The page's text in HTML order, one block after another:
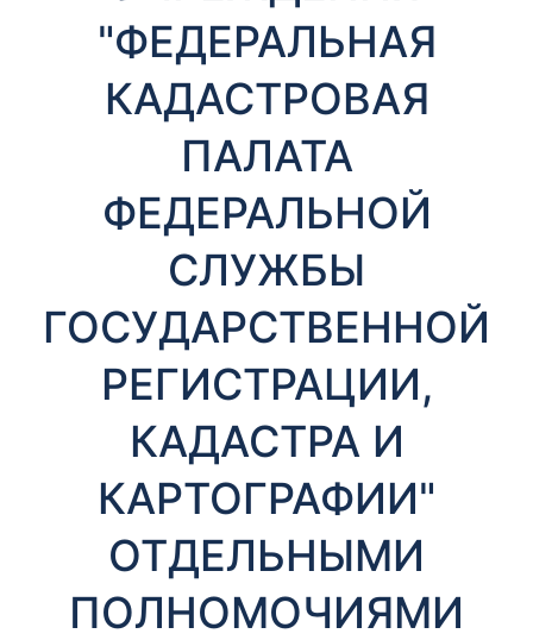
"ФЕДЕРАЛЬНАЯ
КАДАСТРОВАЯ
ПАЛАТА
ФЕДЕРАЛЬНОЙ
СЛУЖБЫ
ГОСУДАРСТВЕННОЙ
РЕГИСТРАЦИИ,
КАДАСТРА И
КАРТОГРАФИИ"
ОТДЕЛЬНЫМИ
ПОЛНОМОЧИЯМИ
Эти файлы cookie
необязательны.
Они необходимы
функционирования